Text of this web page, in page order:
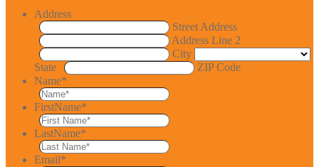
Address
Street Address
Address Line 2
City
State
ZIP Code
Name*
FirstName*
LastName*
Email*